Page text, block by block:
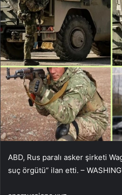
ABD, Rus paralı asker şirketi
suç örgütü” ilan etti. –